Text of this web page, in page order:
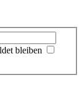
bleiben